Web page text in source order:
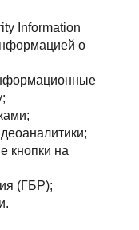
Information
о
кнопки на
(ГБР);